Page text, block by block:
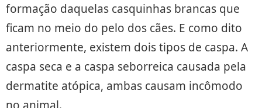
formação daquelas casquinhas brancas que
ficam no meio do pelo dos cães. E como dito
anteriormente, existem dois tipos de caspa. A
caspa seca e a caspa seborreica causada pela
dermatite atópica, ambas causam incômodo
no animal.